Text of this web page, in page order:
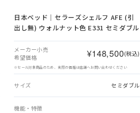
日本ベッド｜セラーズシェルフ AFE (引
出し無) ウォルナット色 E331 セミダブル
メーカー小売
希望価格
¥148,500(税込)
※セール対象商品のため、実際の価格は店舗へお問い合わせください
サイズ セミダブル
機能・特徴